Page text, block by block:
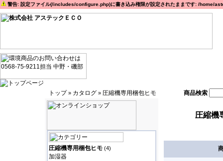
警告: 設定ファイル(/includes/configure.php)に書き込み権限が設定されたままです: /
トップ» カタログ » 圧縮機専用梱包ヒモ 商品検索
圧縮機専用梱包ヒモ (4)
加湿器
圧縮機